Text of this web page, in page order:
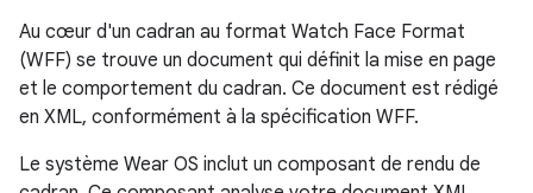
Au cœur d'un cadran au format Watch Face Format
(WFF) se trouve un document qui définit la mise en page
et le comportement du cadran. Ce document est rédigé
en XML, conformément à la spécification WFF.
Le système Wear OS inclut un composant de rendu de